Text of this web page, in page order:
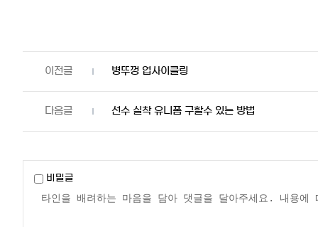
병뚜껑 업사이클링
선수 실착 유니폼 구할수 있는 방법
비밀글